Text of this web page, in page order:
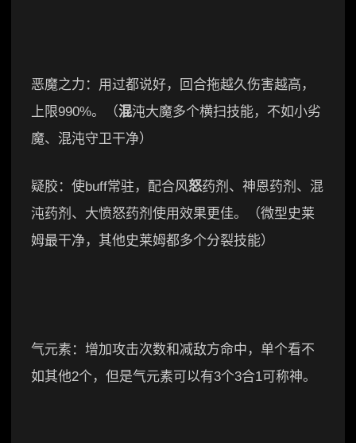
恶魔之力：用过都说好，回合拖越久伤害越高，
上限990%。（混沌大魔多个横扫技能，不如小劣
魔、混沌守卫干净）
疑胶：使buff常驻，配合风怒药剂、神恩药剂、混
沌药剂、大愤怒药剂使用效果更佳。（微型史莱
姆最干净，其他史莱姆都多个分裂技能）
气元素：增加攻击次数和减敌方命中，单个看不
如其他2个，但是气元素可以有3个3合1可称神。